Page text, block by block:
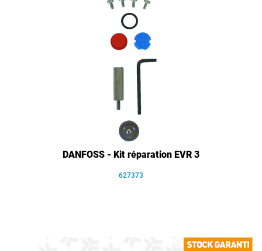
DANFOSS - Kit réparation EVR 3
627373